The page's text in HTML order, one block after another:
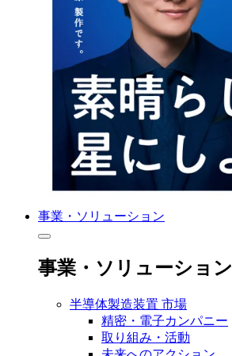
事業・ソリューション
事業・ソリューション
半導体製造装置 市場
精密・電子カンパニー
取り組み・活動